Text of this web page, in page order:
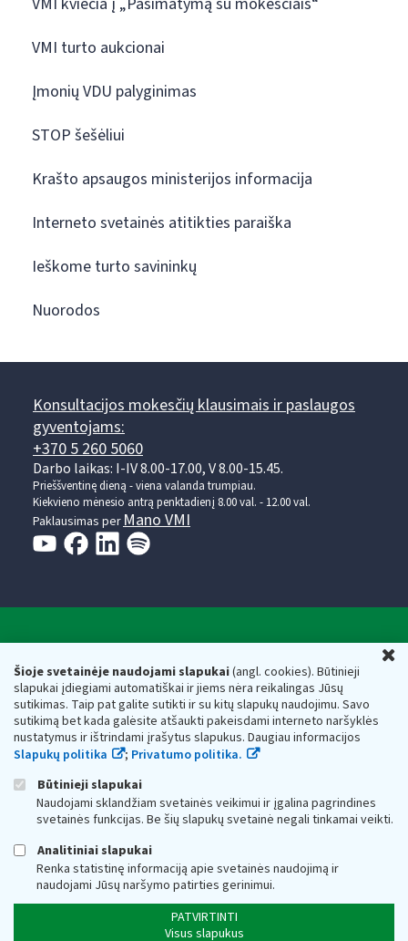
Šioje svetainėje naudojami slapukai(angl. cookies). Būtinieji
slapukai įdiegiami automatiškai ir jiems nėra reikalingas Jūsų
sutikimas. Taip pat galite sutikti ir su kitų slapukų naudojimu. Savo
sutikimą bet kada galėsite atšaukti pakeisdami interneto naršyklės
nustatymus ir ištrindami įrašytus slapukus. Daugiau informacijos
Slapukų politika
; Privatumo politika.
Būtinieji slapukai
Naudojami sklandžiam svetainės veikimui ir įgalina pagrindines
svetainės funkcijas. Be šių slapukų svetainė negali tinkamai veikti.
Analitiniai slapukai
Renka statistinę informaciją apie svetainės naudojimą ir
naudojami Jūsų naršymo patirties gerinimui.
PATVIRTINTI
Visus slapukus
VMI turto aukcionai
Įmonių VDU palyginimas
STOP šešėliui
Krašto apsaugos ministerijos informacija
Interneto svetainės atitikties paraiška
Ieškome turto savininkų
Nuorodos
Konsultacijos mokesčių klausimais ir paslaugos
gyventojams:
+370 5 260 5060
Darbo laikas: I-IV 8.00-17.00, V 8.00-15.45.
Prieššventinę dieną - viena valanda trumpiau.
Kiekvieno mėnesio antrą penktadienį 8.00 val. - 12.00 val.
Paklausimas per Mano VMI
Respublikos finansų ministerijos
Biudžetinė įstaiga. Juridinio asmens kodas — 188659752,
adresas: Vasario 16-osios g. 14, 01107 Vilnius, Lietuva, el.paštas:
vmi@vmi.lt, E. pristatymo dėžutės adresas 188659752
Duomenys apie Valstybinę mokesčių inspekciją prie Lietuvos
Respublikos finansų ministerijos kaupiami ir saugomi Juridinių